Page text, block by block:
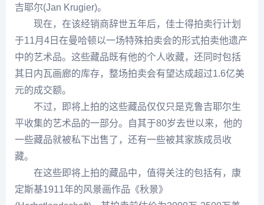
吉耶尔(Jan Krugier)。
现在，在该经销商辞世五年后，佳士得拍卖行计划
于11月4日在曼哈顿以一场特殊拍卖会的形式拍卖他遗产
中的艺术品。这些藏品既有他的个人收藏，还同时包括
其日内瓦画廊的库存，整场拍卖会有望达成超过1.6亿美
元的成交额。
不过，即将上拍的这些藏品仅仅只是克鲁吉耶尔生
平收集的艺术品的一部分。自其于80岁去世以来，他的
一些藏品就被私下出售了，还有一些被其家族成员收
藏。
在这些即将上拍的藏品中，值得关注的包括有， 康
定斯基1911年的风景画作品《秋景》